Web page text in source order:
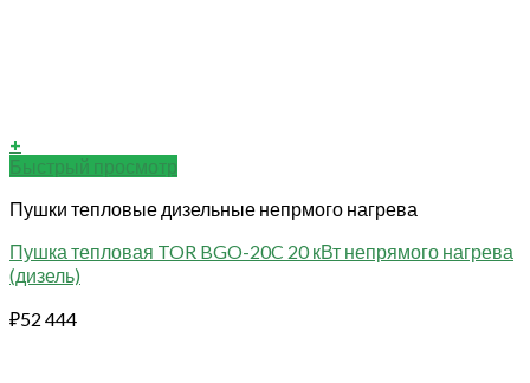
+
Быстрый просмотр
Пушки тепловые дизельные непрмого нагрева
Пушка тепловая TOR BGO-20C 20 кВт непрямого нагрева
(дизель)
₽52 444